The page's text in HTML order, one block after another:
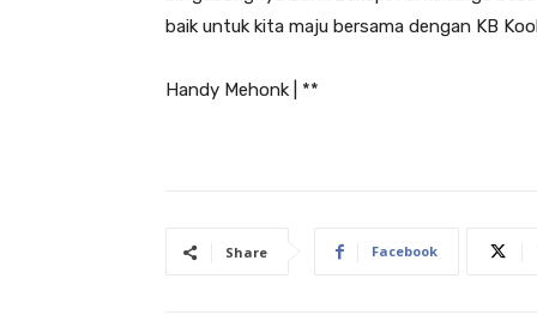
baik untuk kita maju bersama dengan KB
Handy Mehonk | **
Share Facebook